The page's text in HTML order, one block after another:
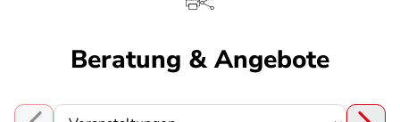
Beratung & Angebote